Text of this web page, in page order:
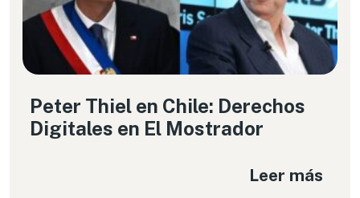
Peter Thiel en Chile: Derechos
Digitales en El Mostrador
Leer más